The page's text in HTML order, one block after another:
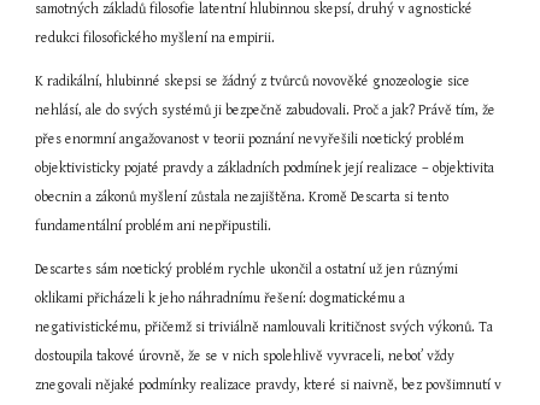
samotných základů filosofie latentní hlubinnou skepsí, druhý v agnostické
redukci filosofického myšlení na empirii.
K radikální, hlubinné skepsi se žádný z tvůrců novověké gnozeologie sice
nehlásí, ale do svých systémů ji bezpečně zabudovali. Proč a jak? Právě tím, že
přes enormní angažovanost v teorii poznání nevyřešili noetický problém
objektivisticky pojaté pravdy a základních podmínek její realizace – objektivita
obecnin a zákonů myšlení zůstala nezajištěna. Kromě Descarta si tento
fundamentální problém ani nepřipustili.
Descartes sám noetický problém rychle ukončil a ostatní už jen různými
oklikami přicházeli k jeho náhradnímu řešení: dogmatickému a
negativistickému, přičemž si triviálně namlouvali kritičnost svých výkonů. Ta
dostoupila takové úrovně, že se v nich spolehlivě vyvraceli, neboť vždy
znegovali nějaké podmínky realizace pravdy, které si naivně, bez povšimnutí v